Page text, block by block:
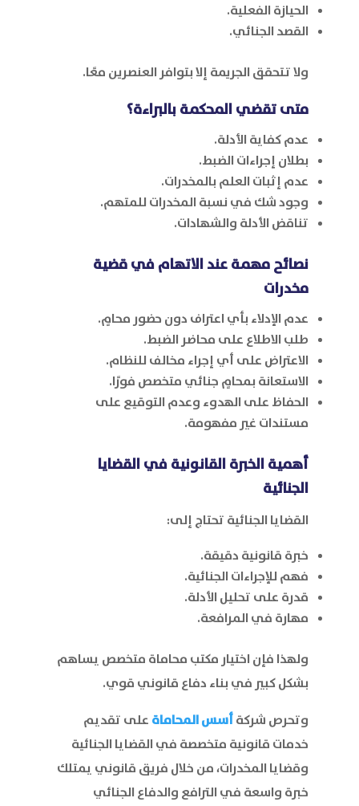
الحيازة الفعلية.
القصد الجنائي.
ولا تتحقق الجريمة إلا بتوافر العنصرين معًا.
متى تقضي المحكمة بالبراءة؟
عدم كفاية الأدلة.
بطلان إجراءات الضبط.
عدم إثبات العلم بالمخدرات.
وجود شك في نسبة المخدرات للمتهم.
تناقض الأدلة والشهادات.
نصائح مهمة عند الاتهام في قضية
مخدرات
عدم الإدلاء بأي اعتراف دون حضور محامٍ.
طلب الاطلاع على محاضر الضبط.
الاعتراض على أي إجراء مخالف للنظام.
الاستعانة بمحامٍ جنائي متخصص فورًا.
الحفاظ على الهدوء وعدم التوقيع على
مستندات غير مفهومة.
أهمية الخبرة القانونية في القضايا
الجنائية
القضايا الجنائية تحتاج إلى:
خبرة قانونية دقيقة.
فهم للإجراءات الجنائية.
قدرة على تحليل الأدلة.
مهارة في المرافعة.
ولهذا فإن اختيار مكتب محاماة متخصص يساهم
بشكل كبير في بناء دفاع قانوني قوي.
وتحرص شركةأسس المحاماة على تقديم
خدمات قانونية متخصصة في القضايا الجنائية
وقضايا المخدرات، من خلال فريق قانوني يمتلك
خبرة واسعة في الترافع والدفاع الجنائي